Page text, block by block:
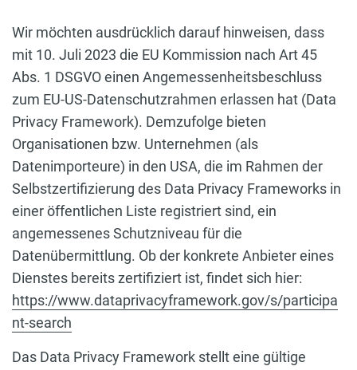
Wir möchten ausdrücklich darauf hinweisen, dass
mit 10. Juli 2023 die EU Kommission nach Art 45
Abs. 1 DSGVO einen Angemessenheitsbeschluss
zum EU-US-Datenschutzrahmen erlassen hat (Data
Privacy Framework). Demzufolge bieten
Organisationen bzw. Unternehmen (als
Datenimporteure) in den USA, die im Rahmen der
Selbstzertifizierung des Data Privacy Frameworks in
einer öffentlichen Liste registriert sind, ein
angemessenes Schutzniveau für die
Datenübermittlung. Ob der konkrete Anbieter eines
Dienstes bereits zertifiziert ist, findet sich hier:
https://www.dataprivacyframework.gov/s/participa
nt-search
Das Data Privacy Framework stellt eine gültige